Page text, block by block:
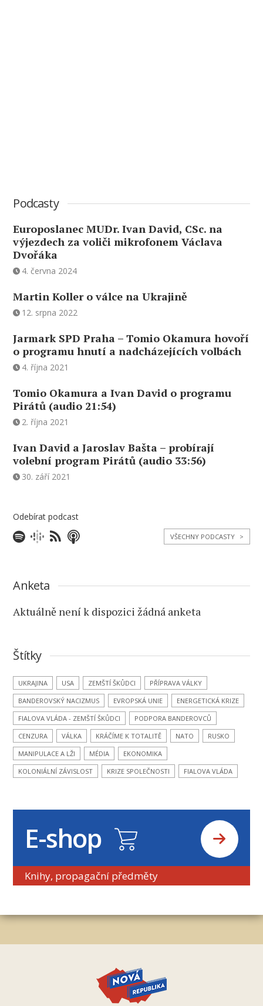
Podcasty
Europoslanec MUDr. Ivan David, CSc. na
výjezdech za voliči mikrofonem Václava
Dvořáka
4. června 2024
Martin Koller o válce na Ukrajině
12. srpna 2022
Jarmark SPD Praha – Tomio Okamura hovoří
o programu hnutí a nadcházejících volbách
4. října 2021
Tomio Okamura a Ivan David o programu
Pirátů (audio 21:54)
2. října 2021
Ivan David a Jaroslav Bašta – probírají
volební program Pirátů (audio 33:56)
30. září 2021
Odebírat podcast
VŠECHNY PODCASTY >
Anketa
Aktuálně není k dispozici žádná anketa
Štítky
UKRAJINA USA ZEMŠTÍ ŠKŮDCI
PŘÍPRAVA VÁLKY
BANDEROVSKÝ NACIZMUS
EVROPSKÁ UNIE
ENERGETICKÁ KRIZE
FIALOVA VLÁDA - ZEMŠTÍ ŠKŮDCI
PODPORA BANDEROVCŮ
CENZURA
VÁLKA KRÁČÍME K TOTALITĚ NATO
RUSKO
MANIPULACE A LŽI
MÉDIA
EKONOMIKA
KOLONIÁLNÍ ZÁVISLOST
KRIZE SPOLEČNOSTI FIALOVA VLÁDA
E-shop
Knihy, propagační předměty